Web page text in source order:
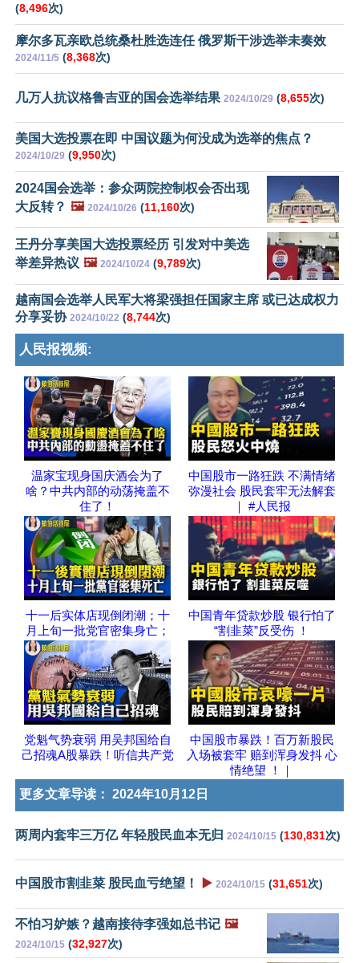
(8,496次)
摩尔多瓦亲欧总统桑杜胜选连任 俄罗斯干涉选举未奏效
2024/11/5 (8,368次)
几万人抗议格鲁吉亚的国会选举结果 2024/10/29 (8,655次)
美国大选投票在即 中国议题为何没成为选举的焦点？
2024/10/29 (9,950次)
2024国会选举：参众两院控制权会否出现
大反转？ 🖼️ 2024/10/26 (11,160次)
王丹分享美国大选投票经历 引发对中美选
举差异热议 🖼️ 2024/10/24 (9,789次)
越南国会选举人民军大将梁强担任国家主席 或已达成权力
分享妥协 2024/10/22 (8,744次)
人民报视频:
温家宝现身国庆酒会为了
啥？中共内部的动荡掩盖不
住了！
中国股市一路狂跌 不满情绪
弥漫社会 股民套牢无法解套
｜ #人民报
十一后实体店现倒闭潮；十
月上旬一批党官密集身亡；
中国青年贷款炒股 银行怕了
“割韭菜”反受伤 ！
党魁气势衰弱 用吴邦国给自
己招魂A股暴跌！听信共产党
中国股市暴跌！百万新股民
入场被套牢 赔到浑身发抖 心
情绝望 ！｜
更多文章导读： 2024年10月12日
两周内套牢三万亿 年轻股民血本无归 2024/10/15 (130,831次)
中国股市割韭菜 股民血亏绝望！ ▶️ 2024/10/15 (31,651次)
不怕习妒嫉？越南接待李强如总书记 🖼️
2024/10/15 (32,927次)